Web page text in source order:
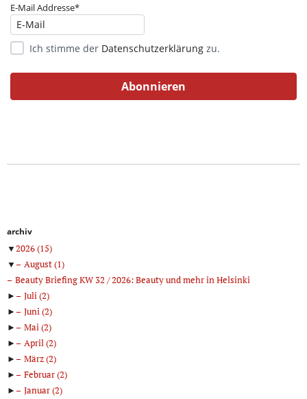
E-Mail Addresse*
Ich stimme der Datenschutzerklärung zu.
archiv
▼2026(15)
▼
August(1)
Beauty Briefing KW 32 / 2026: Beauty und mehr in Helsinki
►
Juli(2)
►
Juni(2)
►
Mai(2)
►
April(2)
►
März(2)
►
Februar(2)
►
Januar(2)